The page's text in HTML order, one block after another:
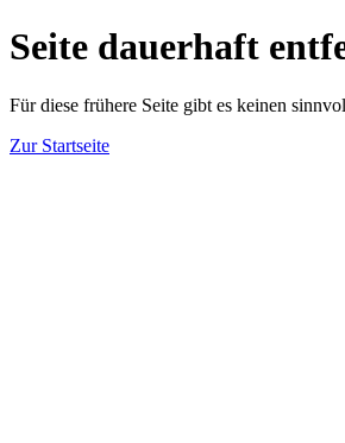
Seite dauerhaft
Für diese frühere Seite gibt es keinen
Zur Startseite